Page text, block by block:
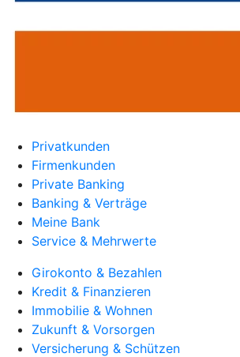
Privatkunden
Firmenkunden
Private Banking
Banking & Verträge
Meine Bank
Service & Mehrwerte
Girokonto & Bezahlen
Kredit & Finanzieren
Immobilie & Wohnen
Zukunft & Vorsorgen
Versicherung & Schützen